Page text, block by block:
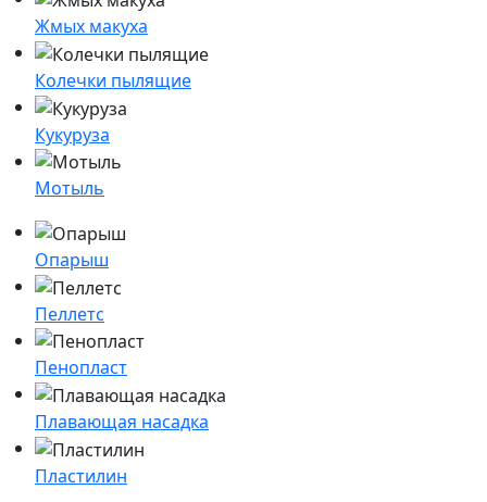
Жмых макуха
Колечки пылящие
Кукуруза
Мотыль
Опарыш
Пеллетс
Пенопласт
Плавающая насадка
Пластилин